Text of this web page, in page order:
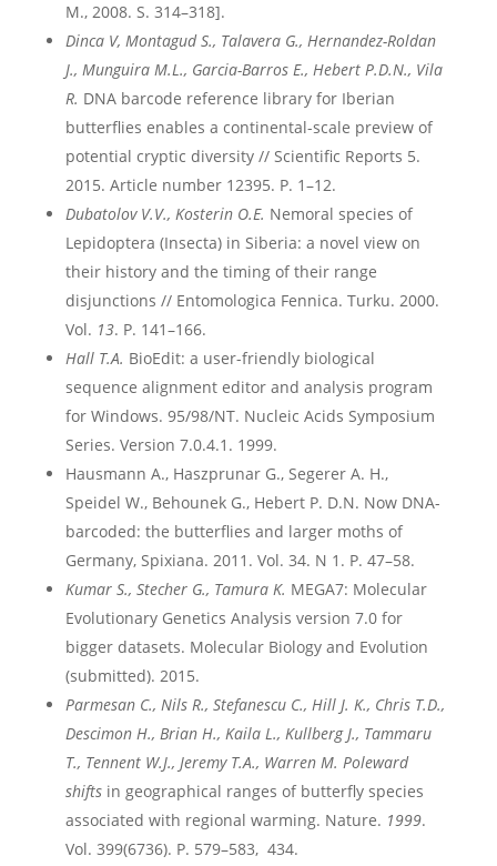
M., 2008. S. 314–318].
Dinca V, Montagud S., Talavera G., Hernandez-Roldan
J., Munguira M.L., Garcia-Barros E., Hebert P.D.N., Vila
R. DNA barcode reference library for Iberian
butterflies enables a continental-scale preview of
potential cryptic diversity // Scientific Reports 5.
2015. Article number 12395. P. 1–12.
Dubatolov V.V., Kosterin O.E. Nemoral species of
Lepidoptera (Insecta) in Siberia: a novel view on
their history and the timing of their range
disjunctions // Entomologica Fennica. Turku. 2000.
Vol. 13. P. 141–166.
Hall T.A. BioEdit: a user-friendly biological
sequence alignment editor and analysis program
for Windows. 95/98/NT. Nucleic Acids Symposium
Series. Version 7.0.4.1. 1999.
Hausmann A., Haszprunar G., Segerer A. H.,
Speidel W., Behounek G., Hebert P. D.N. Now DNA-
barcoded: the butterflies and larger moths of
Germany, Spixiana. 2011. Vol. 34. N 1. P. 47–58.
Kumar S., Stecher G., Tamura K. MEGA7: Molecular
Evolutionary Genetics Analysis version 7.0 for
bigger datasets. Molecular Biology and Evolution
(submitted). 2015.
Parmesan C., Nils R., Stefanescu C., Hill J. K., Chris T.D.,
Descimon H., Brian H., Kaila L., Kullberg J., Tammaru
T., Tennent W.J., Jeremy T.A., Warren M. Poleward
shiftsin geographical ranges of butterfly species
associated with regional warming. Nature. 1999.
Vol. 399(6736). P. 579–583, 434.